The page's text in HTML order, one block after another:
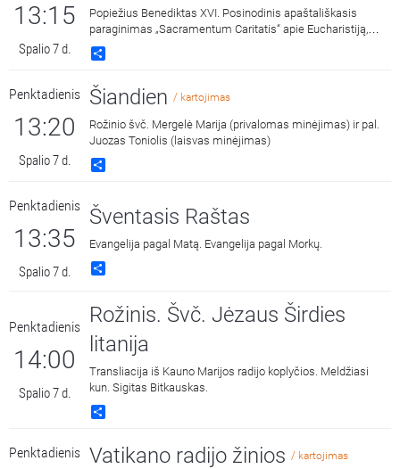
13:15
Spalio 7 d.
Popiežius Benediktas XVI. Posinodinis apaštališkasis
paraginimas „Sacramentum Caritatis“ apie Eucharistiją,
Bažnyčios gyvenimo ir misijos versmę ir šaltinį. Skaito
Laimis Krunglevičius.
Penktadienis
13:20
Spalio 7 d.
Šiandien / kartojimas
Rožinio švč. Mergelė Marija (privalomas minėjimas) ir pal.
Juozas Toniolis (laisvas minėjimas)
Penktadienis
13:35
Spalio 7 d.
Šventasis Raštas
Evangelija pagal Matą. Evangelija pagal Morkų.
Penktadienis
14:00
Spalio 7 d.
Rožinis. Švč. Jėzaus Širdies
litanija
Transliacija iš Kauno Marijos radijo koplyčios. Meldžiasi
kun. Sigitas Bitkauskas.
Penktadienis Vatikano radijo žinios / kartojimas